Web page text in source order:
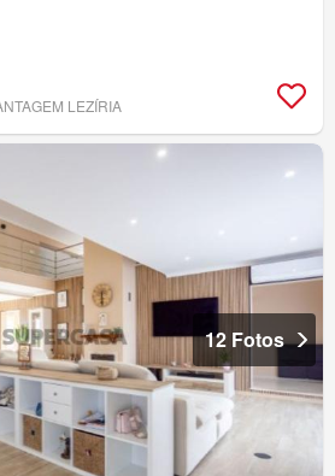
LEZÍRIA
12 Fotos